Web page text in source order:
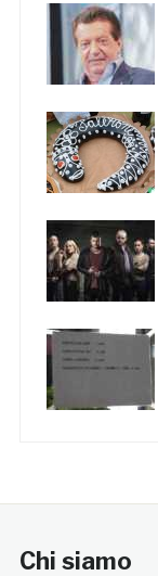
Chi siamo